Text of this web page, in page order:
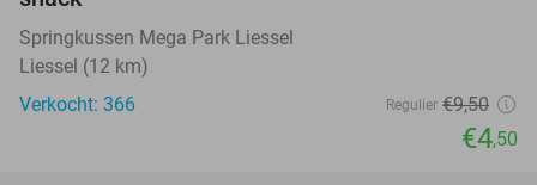
Springkussen Mega Park Liessel
Liessel (12 km)
Verkocht: 366
Regulier €9,50
€4,50